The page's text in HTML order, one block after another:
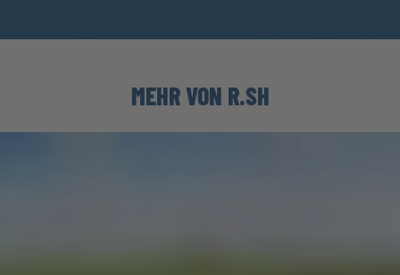
MEHR VON R.SH